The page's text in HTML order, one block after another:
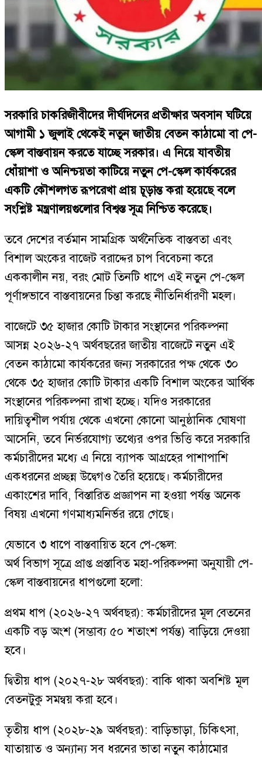
সরকারি চাকরিজীবীদের দীর্ঘদিনের প্রতীক্ষার অবসান ঘটিয়ে
আগামী ১ জুলাই থেকেই নতুন জাতীয় বেতন কাঠামো বা পে-
স্কেল বাস্তবায়ন করতে যাচ্ছে সরকার। এ নিয়ে যাবতীয়
ধোঁয়াশা ও অনিশ্চয়তা কাটিয়ে নতুন পে-স্কেল কার্যকরের
একটি কৌশলগত রূপরেখা প্রায় চূড়ান্ত করা হয়েছে বলে
সংশ্লিষ্ট মন্ত্রণালয়গুলোর বিশ্বস্ত সূত্র নিশ্চিত করেছে।
তবে দেশের বর্তমান সামগ্রিক অর্থনৈতিক বাস্তবতা এবং
বিশাল অংকের বাজেট বরাদ্দের চাপ বিবেচনা করে
এককালীন নয়, বরং মোট তিনটি ধাপে এই নতুন পে-স্কেল
পূর্ণাঙ্গভাবে বাস্তবায়নের চিন্তা করছে নীতিনির্ধারণী মহল।
বাজেটে ৩৫ হাজার কোটি টাকার সংস্থানের পরিকল্পনা
আসন্ন ২০২৬-২৭ অর্থবছরের জাতীয় বাজেটে নতুন এই
বেতন কাঠামো কার্যকরের জন্য সরকারের পক্ষ থেকে ৩০
থেকে ৩৫ হাজার কোটি টাকার একটি বিশাল অংকের আর্থিক
সংস্থানের পরিকল্পনা রাখা হচ্ছে। যদিও সরকারের
দায়িত্বশীল পর্যায় থেকে এখনো কোনো আনুষ্ঠানিক ঘোষণা
আসেনি, তবে নির্ভরযোগ্য তথ্যের ওপর ভিত্তি করে সরকারি
কর্মচারীদের মধ্যে এ নিয়ে ব্যাপক আগ্রহের পাশাপাশি
একধরনের প্রচ্ছন্ন উদ্বেগও তৈরি হয়েছে। কর্মচারীদের
একাংশের দাবি, বিস্তারিত প্রজ্ঞাপন না হওয়া পর্যন্ত অনেক
বিষয় এখনো গণমাধ্যমনির্ভর রয়ে গেছে।
যেভাবে ৩ ধাপে বাস্তবায়িত হবে পে-স্কেল:
অর্থ বিভাগ সূত্রে প্রাপ্ত প্রস্তাবিত মহা-পরিকল্পনা অনুযায়ী পে-
স্কেল বাস্তবায়নের ধাপগুলো হলো:
প্রথম ধাপ (২০২৬-২৭ অর্থবছর): কর্মচারীদের মূল বেতনের
একটি বড় অংশ (সম্ভাব্য ৫০ শতাংশ পর্যন্ত) বাড়িয়ে দেওয়া
হবে।
দ্বিতীয় ধাপ (২০২৭-২৮ অর্থবছর): বাকি থাকা অবশিষ্ট মূল
বেতনটুকু সমন্বয় করা হবে।
তৃতীয় ধাপ (২০২৮-২৯ অর্থবছর): বাড়িভাড়া, চিকিৎসা,
যাতায়াত ও অন্যান্য সব ধরনের ভাতা নতুন কাঠামোর